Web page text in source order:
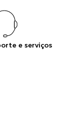
e serviços